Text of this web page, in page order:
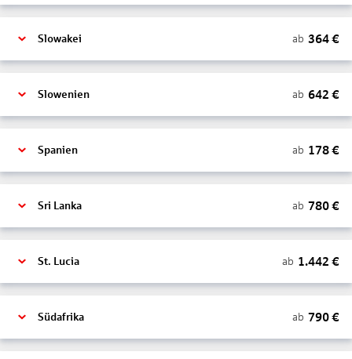
Slowakei ab 364€
Slowenien ab 642 €
Spanien ab 178€
Sri Lanka ab 780€
St. Lucia ab 1.442 €
Südafrika ab 790€